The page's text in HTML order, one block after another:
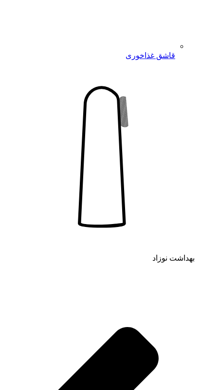
قاشق غذاخوری
بهداشت نوزاد